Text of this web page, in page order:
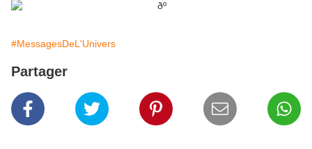
#MessagesDeL'Univers
Partager